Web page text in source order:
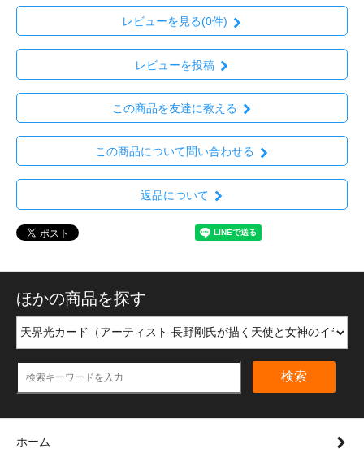
レビューを見る(0件)
レビューを投稿
この商品を友達に教える
この商品について問い合わせる
返品について
ほかの商品を探す
検索
ホーム